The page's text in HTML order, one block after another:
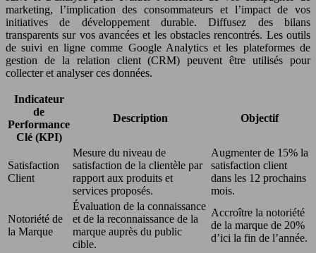
marketing, l’implication des consommateurs et l’impact de vos
initiatives de développement durable. Diffusez des bilans
transparents sur vos avancées et les obstacles rencontrés. Les outils
de suivi en ligne comme Google Analytics et les plateformes de
gestion de la relation client (CRM) peuvent être utilisés pour
collecter et analyser ces données.
Indicateur
de
Performance
Clé (KPI)
Description Objectif
Satisfaction
Client
Mesure du niveau de
satisfaction de la clientèle par
rapport aux produits et
services proposés.
Augmenter de 15% la
satisfaction client
dans les 12 prochains
mois.
Notoriété de
la Marque
Évaluation de la connaissance
et de la reconnaissance de la
marque auprès du public
cible.
Accroître la notoriété
de la marque de 20%
d’ici la fin de l’année.